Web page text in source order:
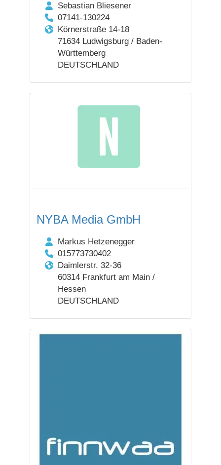
Sebastian Bliesener
07141-130224
Körnerstraße 14-18
71634 Ludwigsburg / Baden-
Württemberg
DEUTSCHLAND
NYBA Media GmbH
Markus Hetzenegger
015773730402
Daimlerstr. 32-36
60314 Frankfurt am Main /
Hessen
DEUTSCHLAND